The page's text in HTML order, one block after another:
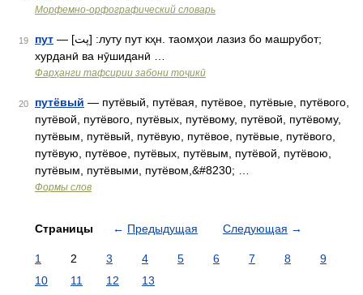
Морфемно-орфографический словарь
19 пут — [پت] :луту пут кҳн. таомҳои лазиз бо машрубот;
хурданӣ ва нӯшиданӣ …
Фарҳанги тафсирии забони тоҷикӣ
20 путёвый — путёвый, путёвая, путёвое, путёвые, путёвого,
путёвой, путёвого, путёвых, путёвому, путёвой, путёвому,
путёвым, путёвый, путёвую, путёвое, путёвые, путёвого,
путёвую, путёвое, путёвых, путёвым, путёвой, путёвою,
путёвым, путёвыми, путёвом,&#8230; …
Формы слов
Страницы ← Предыдущая Следующая →
1 2 3 4 5 6 7 8
9
10
11 12 13